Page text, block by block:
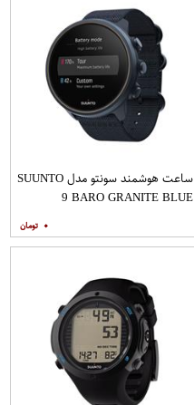
ساعت هوشمند سونتو مدل SUUNTO
9 BARO GRANITE BLUE
۰